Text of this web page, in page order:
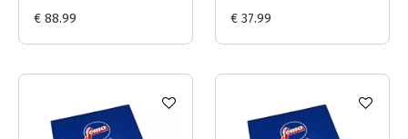
(MAGENTA)
€ 88.99
(MAGENTA)
€ 37.99